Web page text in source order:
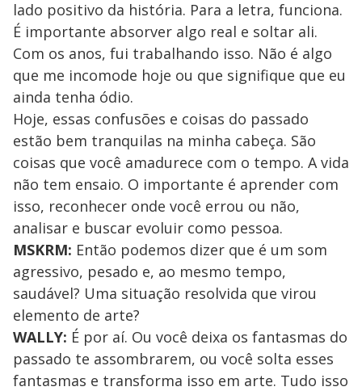
lado positivo da história. Para a letra, funciona.
É importante absorver algo real e soltar ali.
Com os anos, fui trabalhando isso. Não é algo
que me incomode hoje ou que signifique que eu
ainda tenha ódio.
Hoje, essas confusões e coisas do passado
estão bem tranquilas na minha cabeça. São
coisas que você amadurece com o tempo. A vida
não tem ensaio. O importante é aprender com
isso, reconhecer onde você errou ou não,
analisar e buscar evoluir como pessoa.
MSKRM: Então podemos dizer que é um som
agressivo, pesado e, ao mesmo tempo,
saudável? Uma situação resolvida que virou
elemento de arte?
WALLY: É por aí. Ou você deixa os fantasmas do
passado te assombrarem, ou você solta esses
fantasmas e transforma isso em arte. Tudo isso